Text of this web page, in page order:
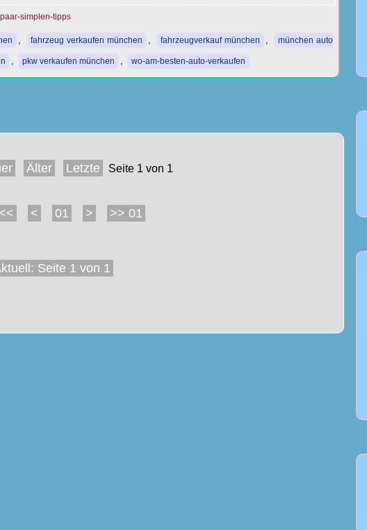
simplen-tipps
fahrzeug verkaufen münchen fahrzeugverkauf münchen münchen auto
pkw verkaufen münchen wo-am-besten-auto-verkaufen
Älter Letzte Seite 1 von 1
< 01 > >> 01
Seite 1 von 1